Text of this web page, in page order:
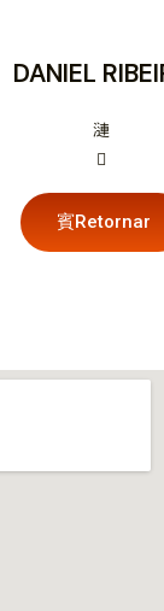
DANIEL
Retornar